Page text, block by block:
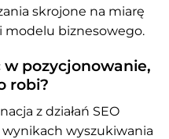
skrojone na miarę
modelu biznesowego.
pozycjonowanie,
robi?
z działań SEO
wyszukiwania